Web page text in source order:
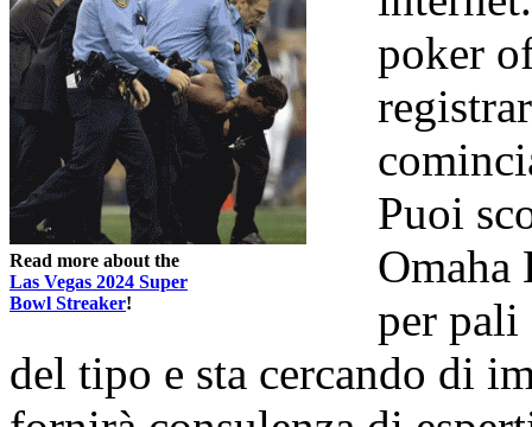
Read more about the
Las Vegas 2024 Super
Bowl Streaker!
poker
Puoi
Omaha
per pali
del tipo e sta cercando di